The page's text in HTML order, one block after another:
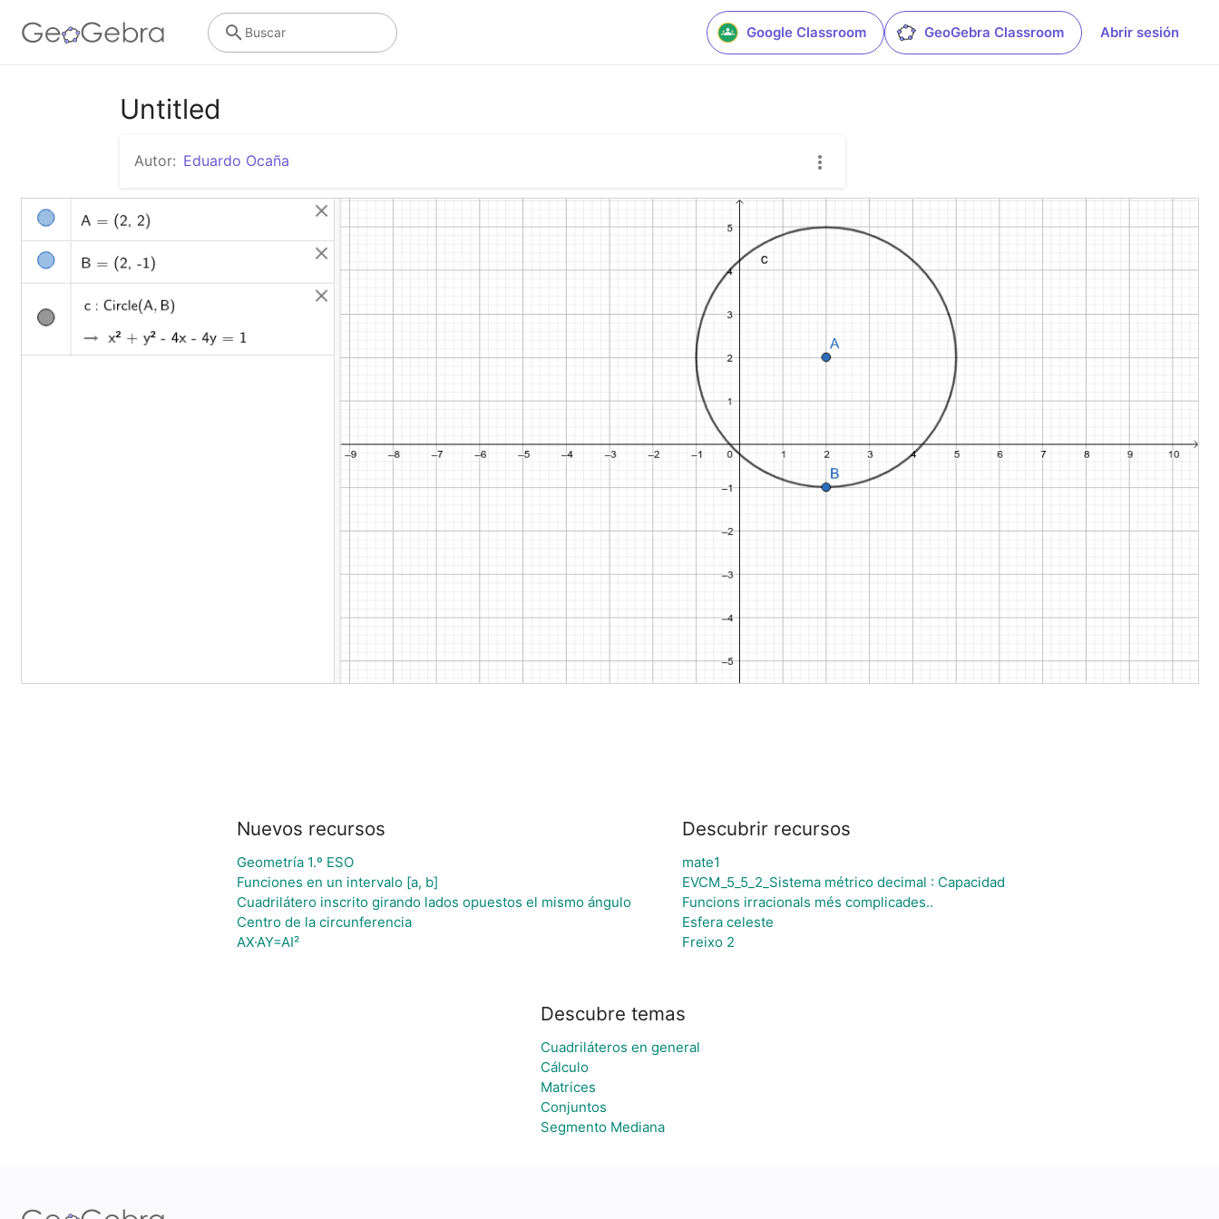
Google Classroom GeoGebra Classroom Abrir sesión
Buscar
Untitled
Autor: Eduardo Ocaña
Nuevos recursos
Geometría 1.º ESO
Funciones en un intervalo [a, b]
Cuadrilátero inscrito girando lados opuestos el mismo ángulo
Centro de la circunferencia
AX·AY=AI²
Descubrir recursos
mate1
EVCM_5_5_2_Sistema métrico decimal : Capacidad
Funcions irracionals més complicades..
Esfera celeste
Freixo 2
Descubre temas
Cuadriláteros en general
Cálculo
Matrices
Conjuntos
Segmento Mediana